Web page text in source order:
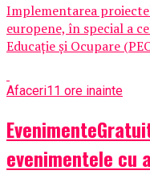
Implementarea
europene, în special a
Educație și Ocupare
Afaceri11 ore inainte
evenimentele cu